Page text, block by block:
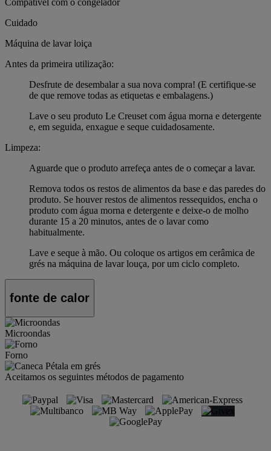
Compatível com o congelador
Cuidado
Máquina de lavar loiça
Antes da primeira utilização:
Desfrute de desembalar a sua nova compra! (E certifique-se
de que remove todas as etiquetas e embalagens.)
Lave o seu produto Le Creuset com água morna e detergente
e, em seguida, enxague e seque cuidadosamente.
Limpeza:
Aguarde que o produto arrefeça antes de o começar a lavar.
Remova todos os restos de alimentos da base e das paredes do
produto. Se houver restos de alimentos ressequidos, encha o
produto com água morna e detergente e deixe-o de molho
durante 15 a 20 minutos, antes de o lavar como
habitualmente.
Lave e seque à mão. Ou coloque os artigos em cerâmica de
grés na máquina de lavar louça, por um ciclo completo.
fonte de calor
Microondas
Forno
Aceitamos os seguintes métodos de pagamento